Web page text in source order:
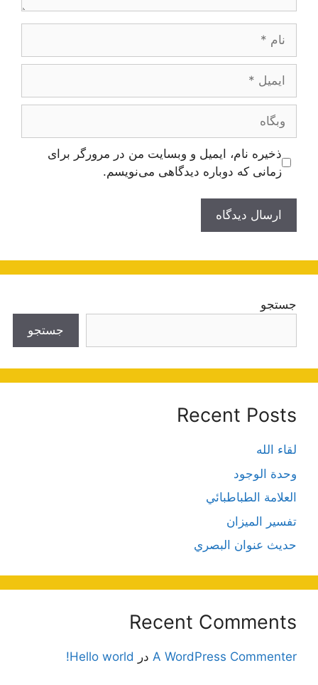
وبگاه
ذخیره نام، ایمیل و وبسایت من در مرورگر برای
زمانی که دوباره دیدگاهی می‌نویسم.
جستجو
جستجو
Recent Posts
لقاء الله
وحدة الوجود
العلامة الطباطبائي
تفسير الميزان
حديث عنوان البصري
Recent Comments
A WordPress Commenter در Hello world!